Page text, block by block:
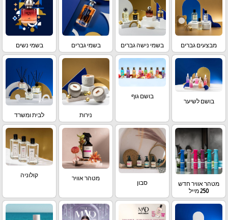
מבצעים גברים בשמי נישה גברים בשמי גברים בשמי נשים
בושם לשיער
בושם גוף
נירות לבית ומשרד
מטהר אוויר חדש
250 מייל
סבון
מטהר אוויר קולוניה